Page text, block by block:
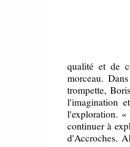
qualité et de
morceau.
trompette,
l'imagination
l'exploration.
continuer à
d'Accroches.